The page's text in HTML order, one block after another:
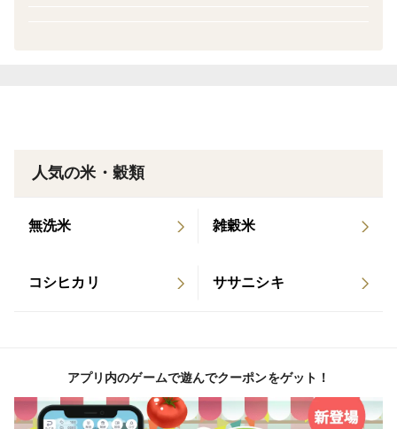
喜ばれます。
しみください。
お届けする商品は、令和７年に収穫した、農薬、化学肥
るお米です。
このお米は、農薬にも肥料にも頼らない自然豊かな大地
人気の米・穀類
無洗米 雑穀米
コシヒカリ ササニシキ
アプリ内のゲームで遊んでクーポンをゲット！